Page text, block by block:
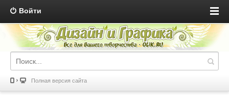
Войти
Полная версия сайта